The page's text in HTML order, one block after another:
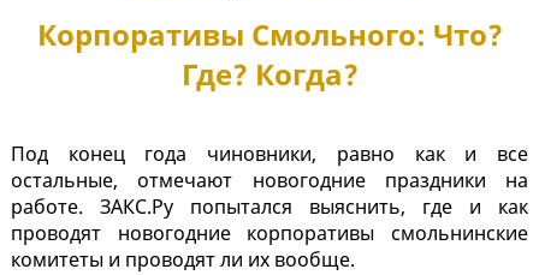
Корпоративы Смольного: Что?
Где? Когда?
Под конец года чиновники, равно как и все
остальные, отмечают новогодние праздники на
работе. ЗАКС.Ру попытался выяснить, где и как
проводят новогодние корпоративы смольнинские
комитеты и проводят ли их вообще.